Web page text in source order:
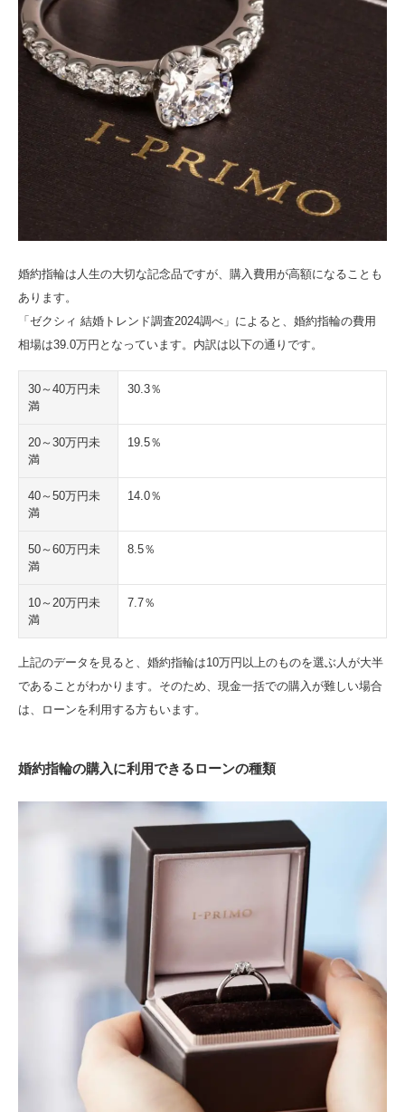
婚約指輪は人生の大切な記念品ですが、購入費用が高額になることも
あります。
「ゼクシィ 結婚トレンド調査2024調べ」によると、婚約指輪の費用
相場は39.0万円となっています。内訳は以下の通りです。
30～40万円未
満
30.3％
20～30万円未
満
19.5％
40～50万円未
満
14.0％
50～60万円未
満
8.5％
10～20万円未
満
7.7％
上記のデータを見ると、婚約指輪は10万円以上のものを選ぶ人が大半
であることがわかります。そのため、現金一括での購入が難しい場合
は、ローンを利用する方もいます。
婚約指輪の購入に利用できるローンの種類